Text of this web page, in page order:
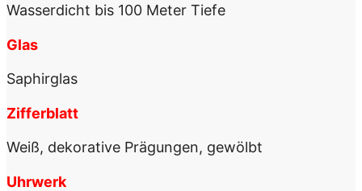
Wasserdicht bis 100 Meter Tiefe
Glas
Saphirglas
Zifferblatt
Weiß, dekorative Prägungen, gewölbt
Uhrwerk